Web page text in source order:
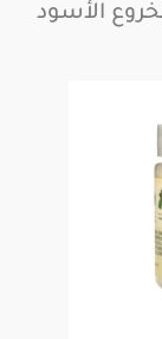
الأسود